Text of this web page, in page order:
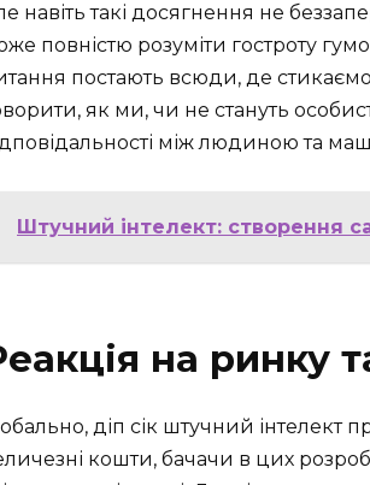
навіть такі досягнення не
повністю розуміти гостроту
постають всюди, де
як ми, чи не стануть
між людиною та
Штучний інтелект: створення
на ринку
діп сік штучний інтелект
кошти, бачачи в цих